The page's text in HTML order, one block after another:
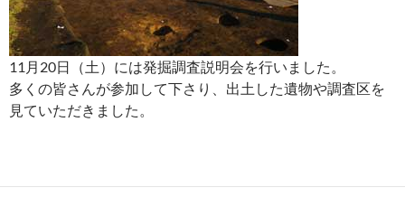
11月20日（土）には発掘調査説明会を行いました。
多くの皆さんが参加して下さり、出土した遺物や調査区を
見ていただきました。